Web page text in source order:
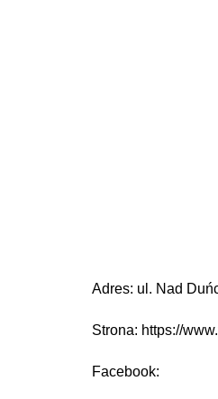
Adres: ul. Nad
Strona: https://
Facebook: